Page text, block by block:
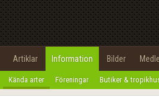
Artiklar Information Bilder
Kända arter Föreningar Butiker &
integritetspolicy
Namn:
Epost:
Användarnamn:
Begär nytt lösenord